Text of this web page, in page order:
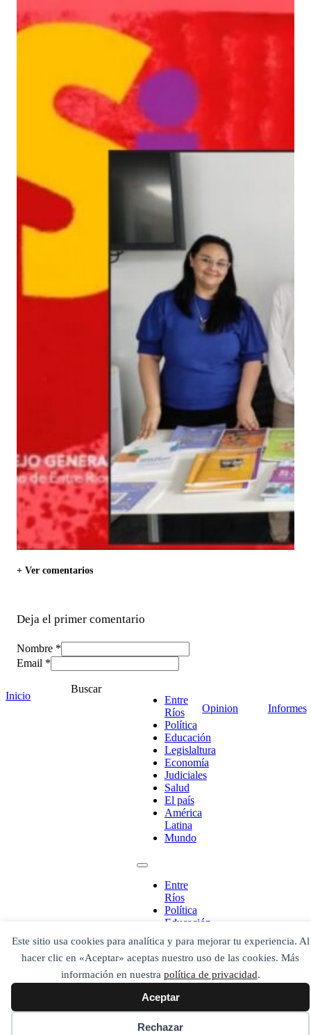
Este sitio usa cookies para analítica y para mejorar tu experiencia. Al
hacer clic en «Aceptar» aceptas nuestro uso de las cookies. Más
información en nuestra política de privacidad.
Aceptar
Rechazar
+ Ver comentarios
Deja el primer comentario
Nombre *
Email *
Inicio
Buscar
Entre
Ríos
Política
Educación
Legislaltura
Economía
Judiciales
Salud
El país
América
Latina
Mundo
Entre
Ríos
Política
Educación
Legislaltura
Economía
Judiciales
Salud
El país
América
Latina
Mundo
Opinion Informes
¡Ponete en contacto!
Escribe aquí abajo lo que desees buscar
luego presiona el botón "buscar"
O bien prueba